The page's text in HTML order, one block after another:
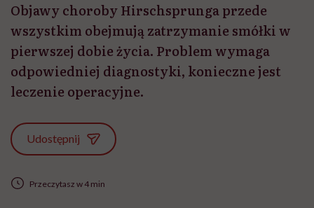
Objawy choroby Hirschsprunga przede
wszystkim obejmują zatrzymanie smółki w
pierwszej dobie życia. Problem wymaga
odpowiedniej diagnostyki, konieczne jest
leczenie operacyjne.
Udostępnij
Przeczytasz w 4 min